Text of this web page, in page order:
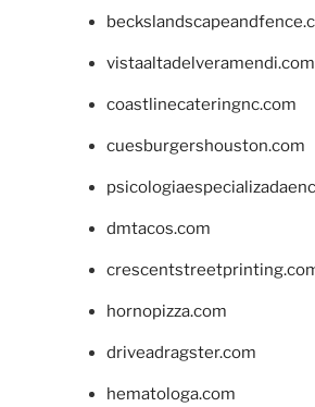
vistaaltadelveramendi.com
coastlinecateringnc.com
cuesburgershouston.com
dmtacos.com
hornopizza.com
driveadragster.com
hematologa.com